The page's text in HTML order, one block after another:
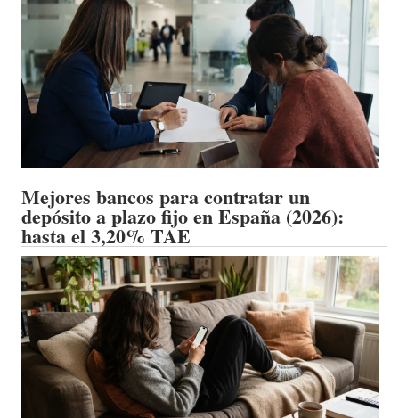
Mejores bancos para contratar un
depósito a plazo fijo en España (2026):
hasta el 3,20% TAE